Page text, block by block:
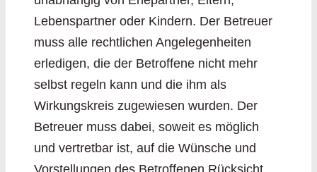
Lebenspartner oder Kindern. Der Betreuer
muss alle rechtlichen Angelegenheiten
erledigen, die der Betroffene nicht mehr
selbst regeln kann und die ihm als
Wirkungskreis zugewiesen wurden. Der
Betreuer muss dabei, soweit es möglich
und vertretbar ist, auf die Wünsche und